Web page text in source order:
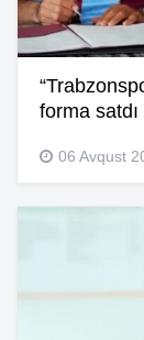
forma satdı
06 Avqust